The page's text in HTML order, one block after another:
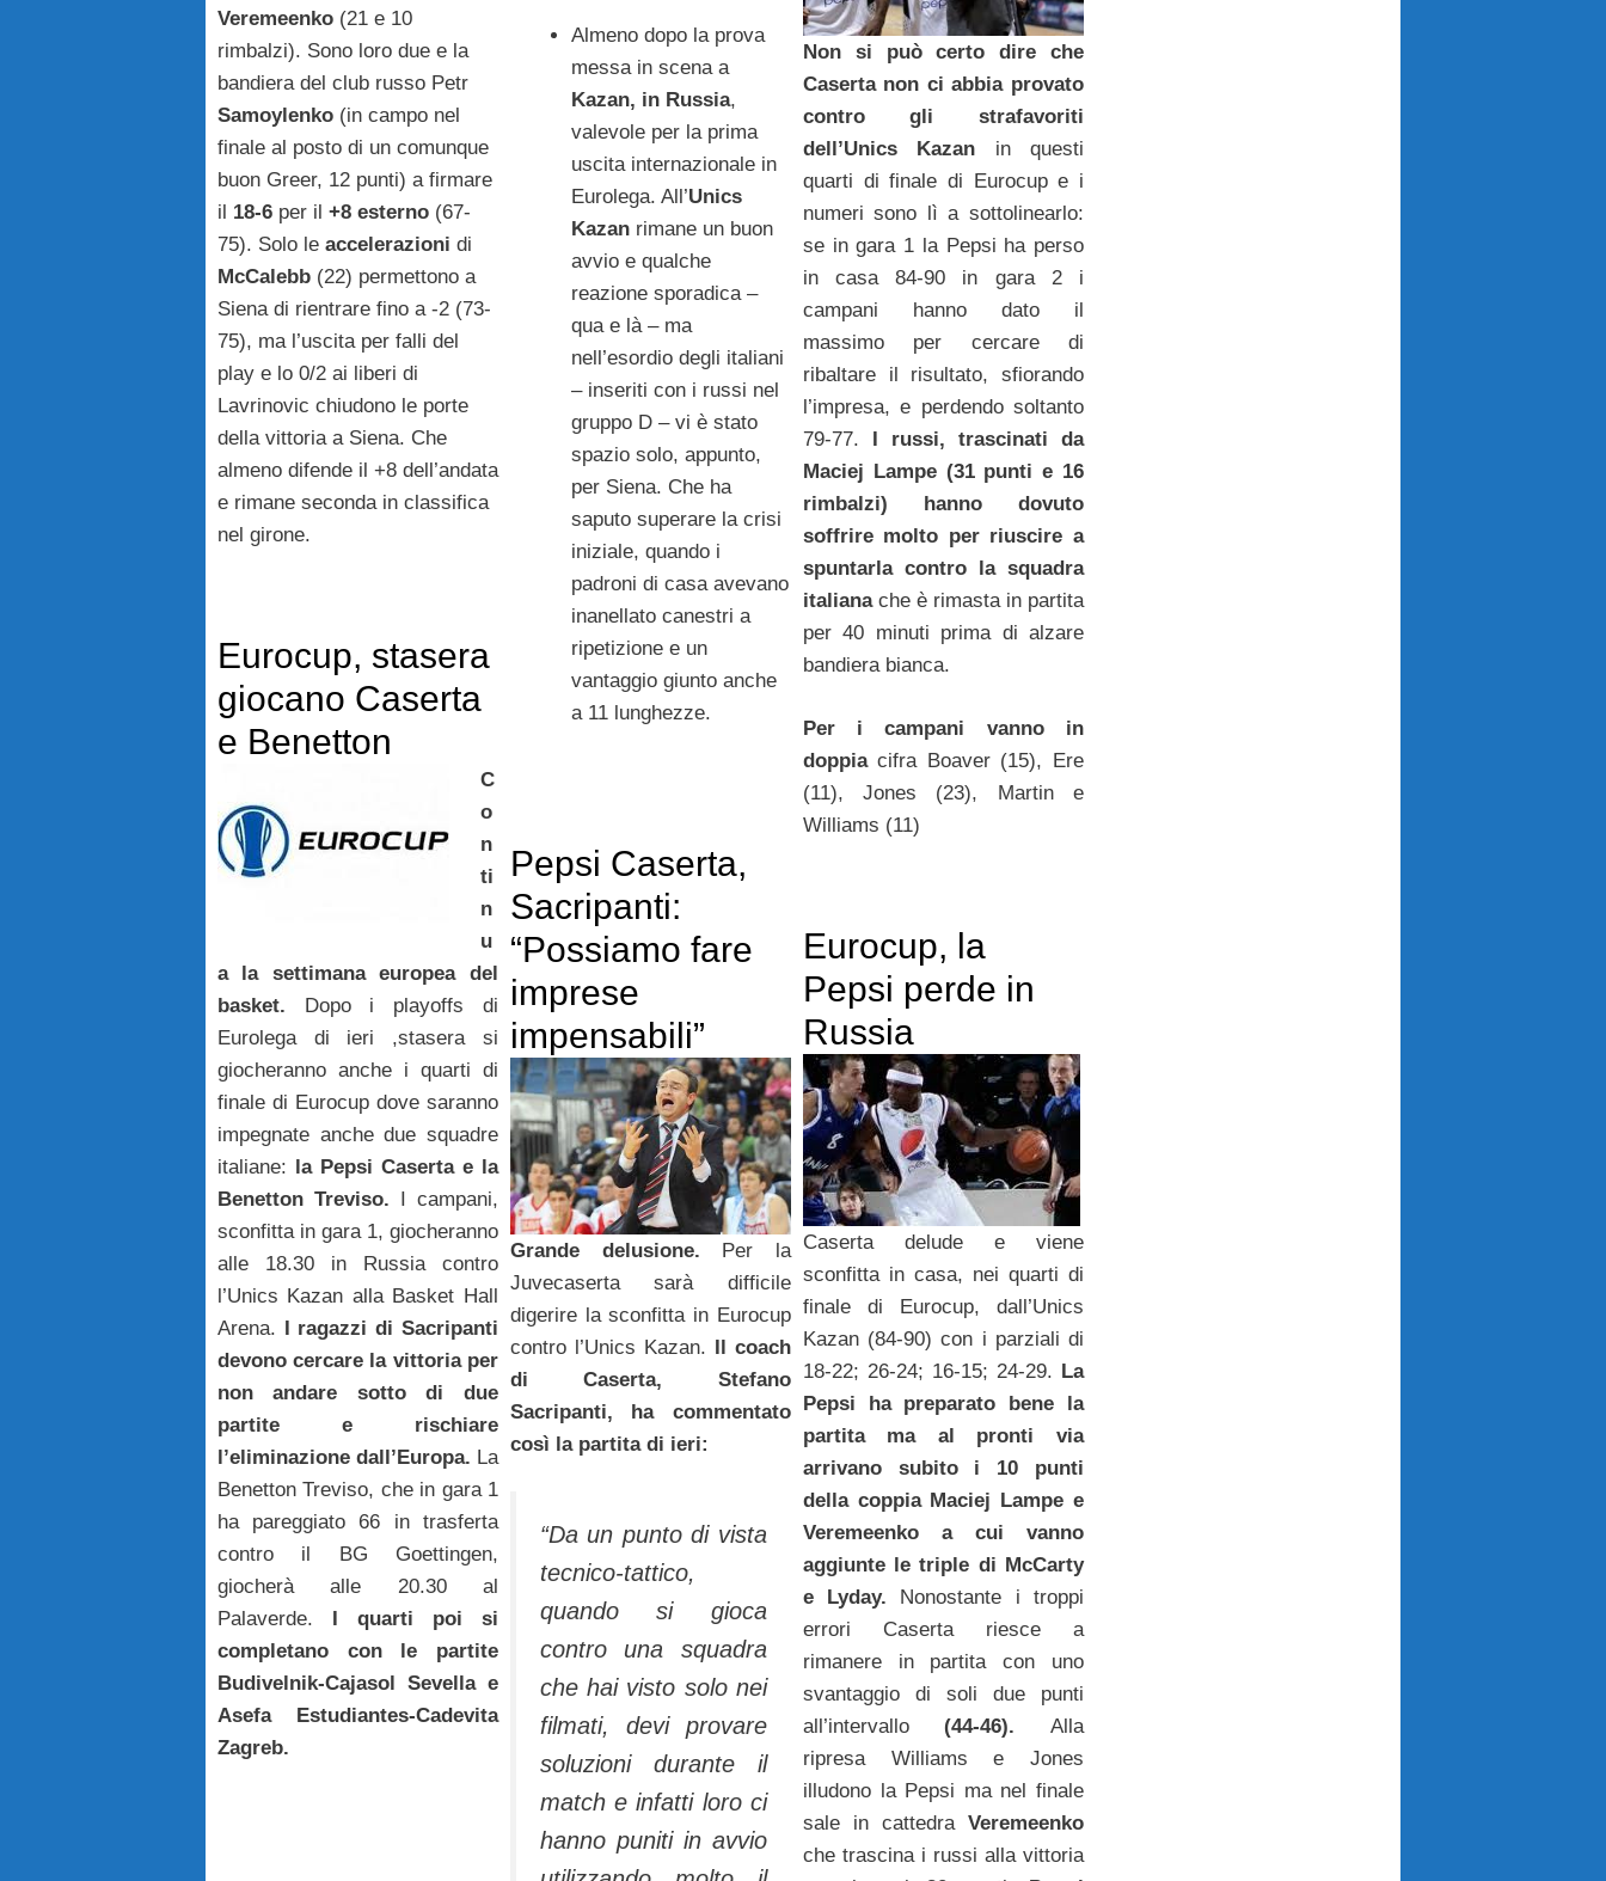
Veremeenko (21 e 10
rimbalzi). Sono loro due e la
bandiera del club russo Petr
Samoylenko (in campo nel
finale al posto di un comunque
buon Greer, 12 punti) a firmare
il 18-6 per il +8 esterno (67-
75). Solo le accelerazioni di
McCalebb (22) permettono a
Siena di rientrare fino a -2 (73-
75), ma l’uscita per falli del
play e lo 0/2 ai liberi di
Lavrinovic chiudono le porte
della vittoria a Siena. Che
almeno difende il +8 dell’andata
e rimane seconda in classifica
nel girone.
Almeno dopo la prova
messa in scena a
Kazan, in Russia,
valevole per la prima
uscita internazionale in
Eurolega. All’Unics
Kazanrimane un buon
avvio e qualche
reazione sporadica –
qua e là – ma
nell’esordio degli italiani
– inseriti con i russi nel
gruppo D – vi è stato
spazio solo, appunto,
per Siena. Che ha
saputo superare la crisi
iniziale, quando i
padroni di casa avevano
inanellato canestri a
ripetizione e un
vantaggio giunto anche
a 11 lunghezze.
Non si può certo dire che
Caserta non ci abbia provato
contro gli strafavoriti
dell’Unics Kazan in questi
quarti di finale di Eurocup e i
numeri sono lì a sottolinearlo:
se in gara 1 la Pepsi ha perso
in casa 84-90 in gara 2 i
campani hanno dato il
massimo per cercare di
ribaltare il risultato, sfiorando
l’impresa, e perdendo soltanto
79-77. I russi, trascinati da
Maciej Lampe (31 punti e 16
rimbalzi) hanno dovuto
soffrire molto per riuscire a
spuntarla contro la squadra
italianache è rimasta in partita
per 40 minuti prima di alzare
bandiera bianca.
Per i campani vanno in
doppiacifra Boaver (15), Ere
(11), Jones (23), Martin e
Williams (11)
Eurocup, stasera
giocano Caserta
e Benetton
C
o
n
ti
n
u
a la settimana europea del
basket. Dopo i playoffs di
Eurolega di ieri ,stasera si
giocheranno anche i quarti di
finale di Eurocup dove saranno
impegnate anche due squadre
italiane: la Pepsi Caserta e la
Benetton Treviso. I campani,
sconfitta in gara 1, giocheranno
alle 18.30 in Russia contro
l’Unics Kazan alla Basket Hall
Arena. I ragazzi di Sacripanti
devono cercare la vittoria per
non andare sotto di due
partite e rischiare
l’eliminazione dall’Europa. La
Benetton Treviso, che in gara 1
ha pareggiato 66 in trasferta
contro il BG Goettingen,
giocherà alle 20.30 al
Palaverde. I quarti poi si
completano con le partite
Budivelnik-Cajasol Sevella e
Asefa Estudiantes-Cadevita
Zagreb.
Pepsi Caserta,
Sacripanti:
“Possiamo fare
imprese
impensabili”
Grande delusione. Per la
Juvecaserta sarà difficile
digerire la sconfitta in Eurocup
contro l’Unics Kazan. Il coach
di Caserta, Stefano
Sacripanti, ha commentato
così la partita di ieri:
“Da un punto di vista
tecnico-tattico,
quando si gioca
contro una squadra
che hai visto solo nei
filmati, devi provare
soluzioni durante il
match e infatti loro ci
hanno puniti in avvio
Eurocup, la
Pepsi perde in
Russia
Caserta delude e viene
sconfitta in casa, nei quarti di
finale di Eurocup, dall’Unics
Kazan (84-90) con i parziali di
18-22; 26-24; 16-15; 24-29. La
Pepsi ha preparato bene la
partita ma al pronti via
arrivano subito i 10 punti
della coppia Maciej Lampe e
Veremeenko a cui vanno
aggiunte le triple di McCarty
e Lyday. Nonostante i troppi
errori Caserta riesce a
rimanere in partita con uno
svantaggio di soli due punti
all’intervallo(44-46). Alla
ripresa Williams e Jones
illudono la Pepsi ma nel finale
sale in cattedra Veremeenko
che trascina i russi alla vittoria